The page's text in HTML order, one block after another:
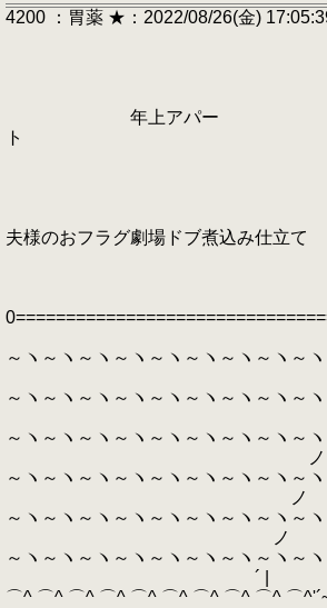
4200 ：胃薬 ★：2022/08/26(金)
年上アパー
や
夫様のおフラグ劇場ドブ煮込み仕立て
ノ ヽ～
～ヽ～ヽ～ヽ～ヽ～ヽ～ヽ～ヽ～ヽ～ヽ
ノ ヽ～
～ヽ～ヽ～ヽ～ヽ～ヽ～ヽ～ヽ～ヽ～ヽ
ノ ヽ
～ヽ～ヽ～ヽ～ヽ～ヽ～ヽ～ヽ～ヽ～
ノ ヽ
～ヽ～ヽ～ヽ～ヽ～ヽ～ヽ～ヽ～ヽ～
ノ
～ヽ～ヽ～ヽ～ヽ～ヽ～ヽ～ヽ～ヽ～
ノ
～ヽ～ヽ～ヽ～ヽ～ヽ～ヽ～ヽ～ヽ～
´ | |
⌒^ ⌒^ ⌒^ ⌒^ ⌒^ ⌒^ ⌒^ ⌒^ ⌒^